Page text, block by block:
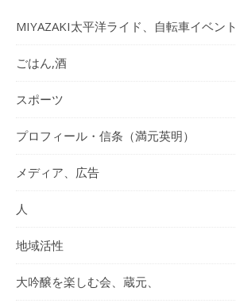
MIYAZAKI太平洋ライド、自転車イベント
ごはん,酒
スポーツ
プロフィール・信条（満元英明）
メディア、広告
人
地域活性
大吟醸を楽しむ会、蔵元、